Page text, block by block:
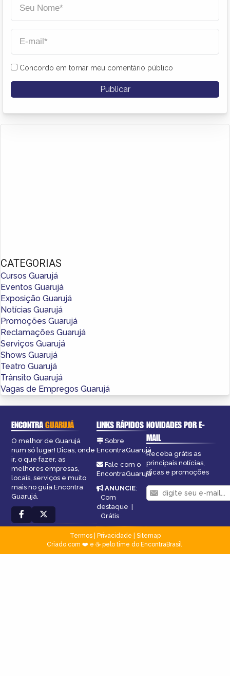
Concordo em tornar meu comentário público
CATEGORIAS
Cursos Guarujá
Eventos Guarujá
Exposição Guarujá
Notícias Guarujá
Promoções Guarujá
Reclamações Guarujá
Serviços Guarujá
Shows Guarujá
Teatro Guarujá
Trânsito Guarujá
Vagas de Empregos Guarujá
ENCONTRAGUARUJÁ
O melhor de Guarujá
num só lugar! Dicas, onde
ir, o que fazer, as
melhores empresas,
locais, serviços e muito
mais no guia Encontra
Guarujá.
LINKS RÁPIDOS
Sobre
EncontraGuarujá
Fale com o
EncontraGuarujá
ANUNCIE:
Com
destaque
Grátis
NOVIDADES POR E-
MAIL
Receba grátis as
principais notícias,
dicas e promoções
Termos| Privacidade
Sitemap
Criado com ❤️ e ☕ pelo time do EncontraBrasil